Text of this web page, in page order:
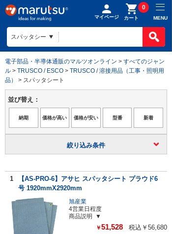
マイページ カート
0
MENU
電子部品・半導体通販のマルツオンライン > すべてのジャン
ル > TRUSCO / ESCO > TRUSCO / 溶接用品（工事・照明用
品）
> スパッタシート
並び替え：
絞り込み条件
1
【AS-PRO-6】アサヒ スパッタシート プラウド6
号 1920mmX2920mm
旭産業
4営業日程度
商品説明
￥51,528 税込￥56,680